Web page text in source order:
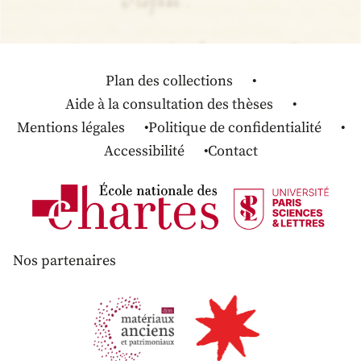
Plan des collections
Aide à la consultation des thèses
Mentions légales
Politique de confidentialité
Accessibilité
Contact
Nos partenaires